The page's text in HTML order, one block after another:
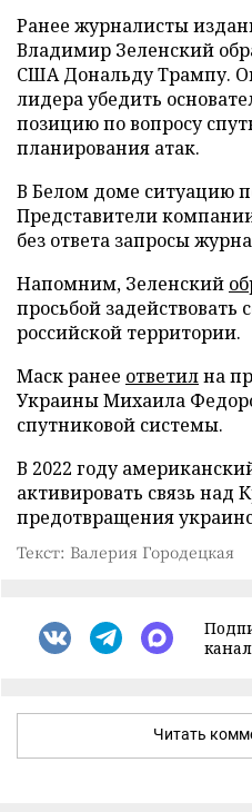
Ранее журналисты
Владимир Зеленский
США Дональду Трампу.
лидера убедить
позицию по вопросу
планирования атак.
В Белом доме ситуацию
Представители
без ответа запросы
Напомним, Зеленский
просьбой задействовать
российской территории.
Маск ранее ответилна
Украины Михаила
спутниковой системы.
В 2022 году
активировать связь над
предотвращения
Текст: Валерия Городецкая
Читать